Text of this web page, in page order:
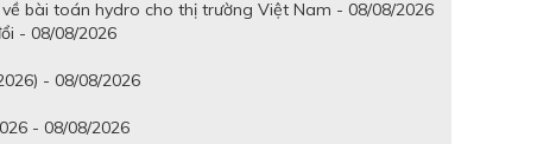
bài toán hydro cho thị trường Việt Nam - 08/08/2026
- 08/08/2026
- 08/08/2026
- 08/08/2026